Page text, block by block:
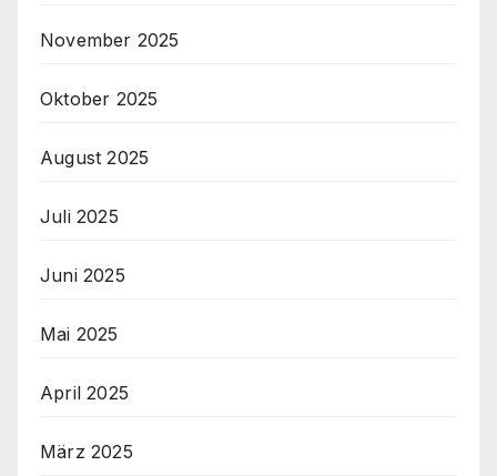
November 2025
Oktober 2025
August 2025
Juli 2025
Juni 2025
Mai 2025
April 2025
März 2025